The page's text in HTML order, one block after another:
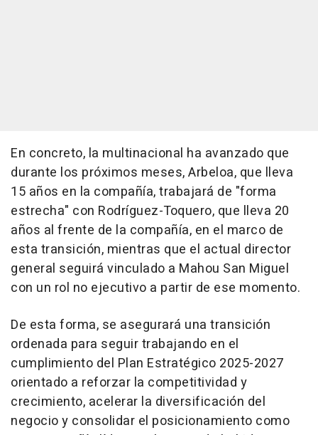
En concreto, la multinacional ha avanzado que
durante los próximos meses, Arbeloa, que lleva
15 años en la compañía, trabajará de "forma
estrecha" con Rodríguez-Toquero, que lleva 20
años al frente de la compañía, en el marco de
esta transición, mientras que el actual director
general seguirá vinculado a Mahou San Miguel
con un rol no ejecutivo a partir de ese momento.
De esta forma, se asegurará una transición
ordenada para seguir trabajando en el
cumplimiento del Plan Estratégico 2025-2027
orientado a reforzar la competitividad y
crecimiento, acelerar la diversificación del
negocio y consolidar el posicionamiento como